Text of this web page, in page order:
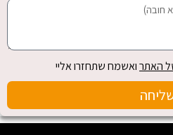
האתרואשמח שתחזרו אליי